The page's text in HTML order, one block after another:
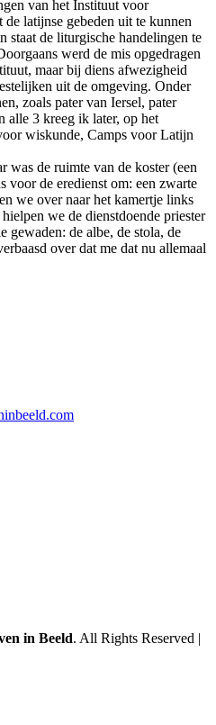
van het Instituut voor
latijnse gebeden uit te kunnen
staat de liturgische handelingen te
werd de mis opgedragen
maar bij diens afwezigheid
uit de omgeving. Onder
zoals pater van Iersel, pater
alle 3 kreeg ik later, op het
wiskunde, Camps voor Latijn
was de ruimte van de koster (een
de eredienst om: een zwarte
we over naar het kamertje links
we de dienstdoende priester
gewaden: de albe, de stola, de
over dat me dat nu allemaal
in Beeld. All Rights Reserved |